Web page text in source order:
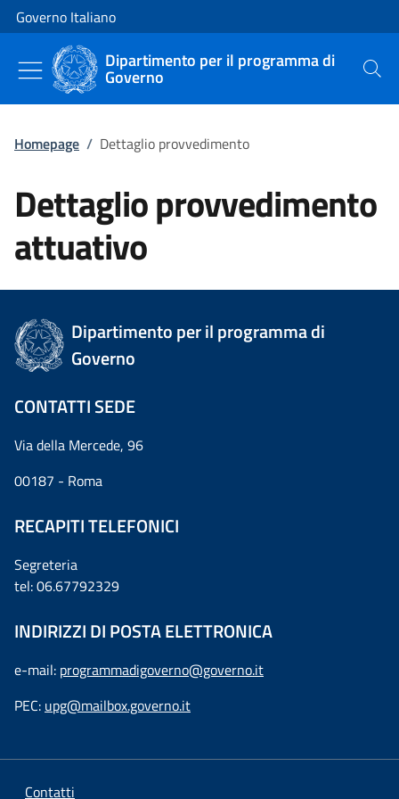
Vai al contenuto
Vai alla navigazione del sito
Governo Italiano
Dipartimento per il programma di
Governo Cerca
Homepage / Dettaglio provvedimento
Dettaglio provvedimento
attuativo
Dipartimento per il programma di
Governo
CONTATTI SEDE
Via della Mercede, 96
00187 - Roma
RECAPITI TELEFONICI
Segreteria
tel: 06.67792329
INDIRIZZI DI POSTA ELETTRONICA
e-mail: programmadigoverno@governo.it
PEC: upg@mailbox.governo.it
Contatti